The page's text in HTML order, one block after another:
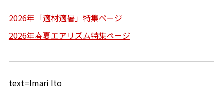
2026年「適材適暑」特集ページ
2026年春夏エアリズム特集ページ
text=Imari Ito